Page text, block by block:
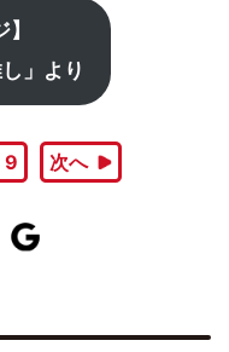
」より
9 次へ